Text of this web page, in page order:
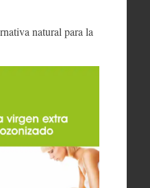
natural para la